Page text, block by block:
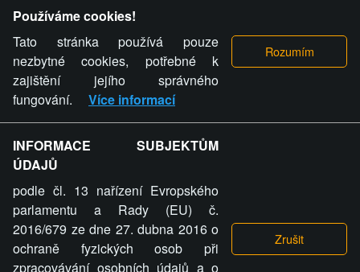
videa a komentáře. Osoba, které se toto opatření provozovatele
stránky týče, ani osoba, která umístila fotografii nebo video na
stránku, nemůže z důvodu odstranění fotografie, videa nebo
komentáře pro výše uvedenou okolnost uplatnit vůči
provozovateli stránky žádný nárok na náhradu škody nebo
nemajetkové újmy.
ZVRÁCENÝ.CZ - Svět není zvrácenej. To jen
ty lidi...
Používáme cookies!
Tato stránka používá pouze
nezbytné cookies, potřebné k
zajištění jejího správného
fungování.
Více informací
INFORMACE SUBJEKTŮM
ÚDAJŮ
podle čl. 13 nařízení Evropského
parlamentu a Rady (EU) č.
2016/679 ze dne 27. dubna 2016 o
ochraně fyzických osob při
zpracovávání osobních údajů a o